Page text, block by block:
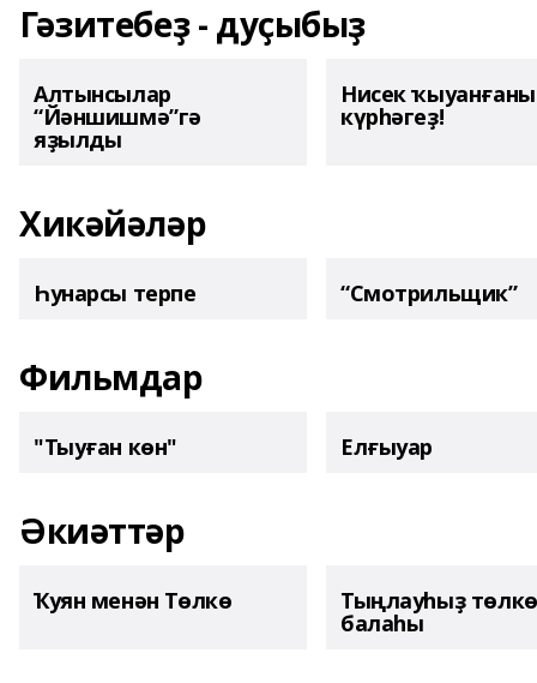
Гәзитебеҙ - дуҫыбыҙ
Алтынсылар
“Йәншишмә”гә
яҙылды
Нисек
күрһәгеҙ!
Хикәйәләр
Һунарсы терпе “Смотрильщик”
Фильмдар
"Тыуған көн" Елғыуар
Әкиәттәр
Ҡуян менән Төлкө Тыңлауһыҙ төлкө
балаһы